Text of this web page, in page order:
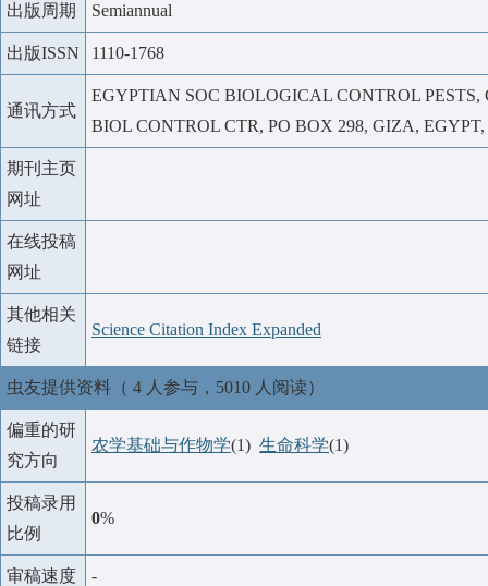
出版周期 Semiannual
出版ISSN 1110-1768
通讯方式
EGYPTIAN SOC BIOLOGICAL CONTROL
BIOL CONTROL CTR, PO BOX 298, GIZA, EGYPT,
期刊主页
网址
在线投稿
网址
其他相关
链接
Science Citation Index Expanded
虫友提供资料（ 4 人参与，5010 人阅读）
偏重的研
究方向
农学基础与作物学(1) 生命科学(1)
投稿录用
比例
0%
审稿速度 -